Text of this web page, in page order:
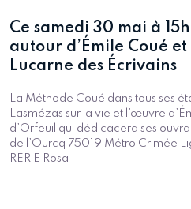
Ce samedi 30 mai à
autour d’Émile Coué
Lucarne des Écrivains
La Méthode Coué dans tous ses
Lasmézas sur la vie et l’œuvre
d’Orfeuil qui dédicacera ses
de l’Ourcq 75019 Métro Crimée
RER E Rosa